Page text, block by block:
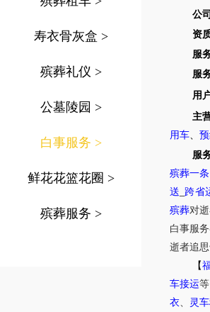
寿衣骨灰盒 >
殡葬礼仪 >
公墓陵园 >
白事服务 >
鲜花花篮花圈 >
殡葬服务 >
公
资
服
服
用
主
用车
服
殡葬一
送 _跨省
殡葬对
白事服务
逝者追
【
车接运等
衣
灵